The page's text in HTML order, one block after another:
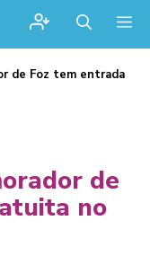
de Foz tem entrada
de
no